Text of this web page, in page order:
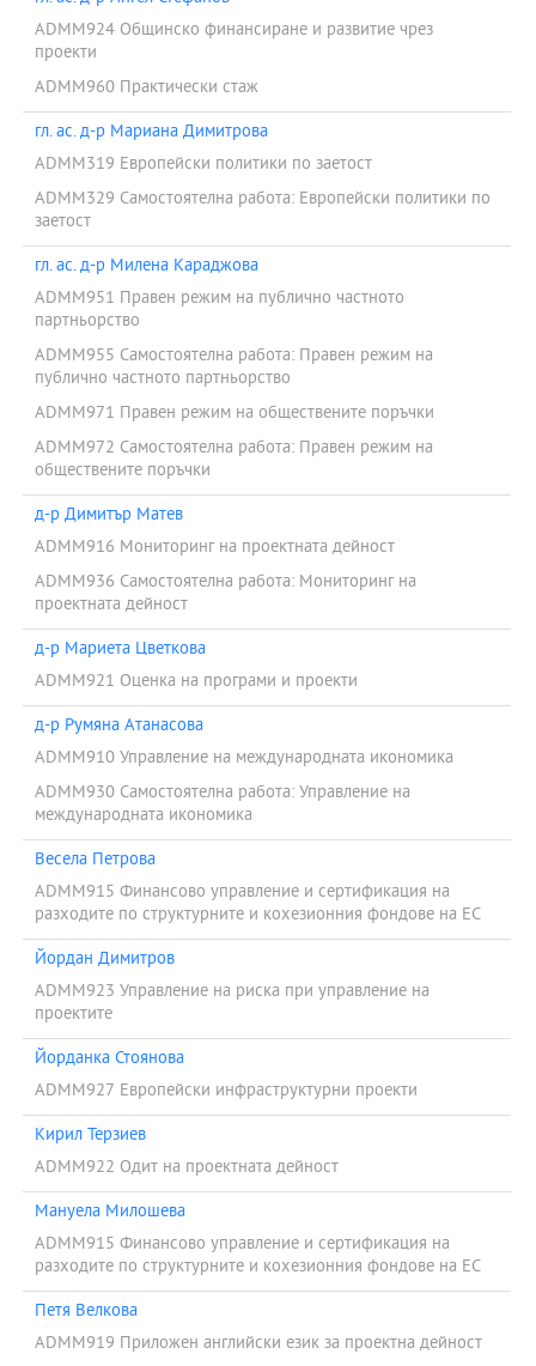
ADMM924 Общинско финансиране и развитие чрез
проекти
ADMM960 Практически стаж
гл. ас. д-р Мариана Димитрова
ADMM319 Европейски политики по заетост
ADMM329 Самостоятелна работа: Европейски политики по
заетост
гл. ас. д-р Милена Караджова
ADMM951 Правен режим на публично частното
партньорство
ADMM955 Самостоятелна работа: Правен режим на
публично частното партньорство
ADMM971 Правен режим на обществените поръчки
ADMM972 Самостоятелна работа: Правен режим на
обществените поръчки
д-р Димитър Матев
ADMM916 Мониторинг на проектната дейност
ADMM936 Самостоятелна работа: Мониторинг на
проектната дейност
д-р Мариета Цветкова
ADMM921 Оценка на програми и проекти
д-р Румяна Атанасова
ADMM910 Управление на международната икономика
ADMM930 Самостоятелна работа: Управление на
международната икономика
Весела Петрова
ADMM915 Финансово управление и сертификация на
разходите по структурните и кохезионния фондове на ЕС
Йордан Димитров
ADMM923 Управление на риска при управление на
проектите
Йорданка Стоянова
ADMM927 Европейски инфраструктурни проекти
Кирил Терзиев
ADMM922 Одит на проектната дейност
Мануела Милошева
ADMM915 Финансово управление и сертификация на
разходите по структурните и кохезионния фондове на ЕС
Петя Велкова
ADMM919 Приложен английски език за проектна дейност